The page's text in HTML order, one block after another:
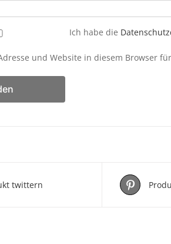
Ich habe die
und Website in diesem Browser
twittern